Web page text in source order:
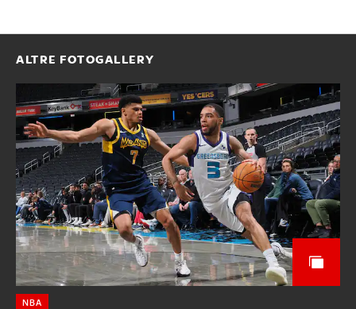
ALTRE FOTOGALLERY
NBA